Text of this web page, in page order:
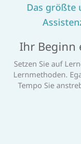
Das größte
Ihr Beginn
Setzen Sie auf
Lernmethoden.
Tempo Sie